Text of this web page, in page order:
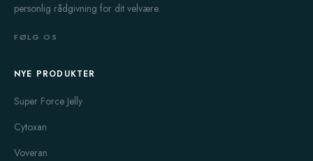
personlig rådgivning for dit velvære.
FØLG OS
NYE PRODUKTER
Super Force Jelly
Cytoxan
Voveran